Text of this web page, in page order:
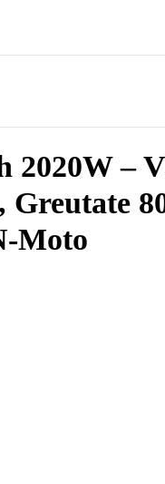
–
Greutate
Moto